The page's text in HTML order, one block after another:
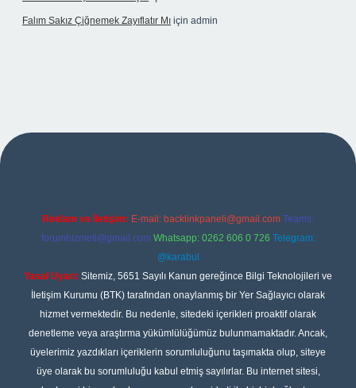
Falım Sakız Çiğnemek Zayıflatır Mı için admin
Reklam ve İletişim: E-mail: backlinkpaneli@gmail.com Teams:
forumhizmeti@gmail.com Whatsapp: 0262 606 0 726 Telegram:
@karabul
Yasal Uyarı: Sitemiz, 5651 Sayılı Kanun gereğince Bilgi Teknolojileri ve
İletişim Kurumu (BTK) tarafından onaylanmış bir Yer Sağlayıcı olarak
hizmet vermektedir. Bu nedenle, sitedeki içerikleri proaktif olarak
denetleme veya araştırma yükümlülüğümüz bulunmamaktadır. Ancak,
üyelerimiz yazdıkları içeriklerin sorumluluğunu taşımakta olup, siteye
üye olarak bu sorumluluğu kabul etmiş sayılırlar. Bu internet sitesi,